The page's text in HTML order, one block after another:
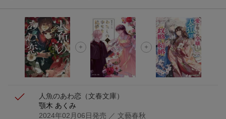
エントリー＆3,000円以上購入で無料データSIM（3GB/月プ
ラン）が当たる！
楽天モバイル紹介キャンペーンの拡散で300円OFFクーポン
進呈
人魚のあわ恋 （文春文庫）
顎木 あくみ
2024年02月06日発売 ／ 文藝春秋